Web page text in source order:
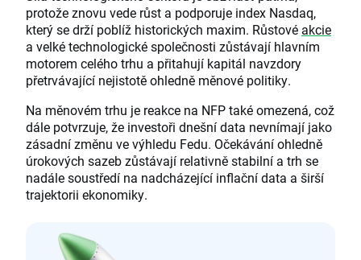
protože znovu vede růst a podporuje index Nasdaq,
který se drží poblíž historických maxim. Růstové akcie
a velké technologické společnosti zůstávají hlavním
motorem celého trhu a přitahují kapitál navzdory
přetrvávající nejistotě ohledně měnové politiky.
Na měnovém trhu je reakce na NFP také omezená, což
dále potvrzuje, že investoři dnešní data nevnímají jako
zásadní změnu ve výhledu Fedu. Očekávání ohledně
úrokových sazeb zůstávají relativně stabilní a trh se
nadále soustředí na nadcházející inflační data a širší
trajektorii ekonomiky.